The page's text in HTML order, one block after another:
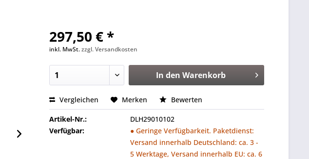
297,50 € *
inkl. MwSt.zzgl. Versandkosten
In den Warenkorb
Vergleichen Merken Bewerten
Artikel-Nr.:
DLH29010102
Verfügbar:
● Geringe Verfügbarkeit. Paketdienst:
Versand innerhalb Deutschland: ca. 3 -
5 Werktage, Versand innerhalb EU: ca. 6